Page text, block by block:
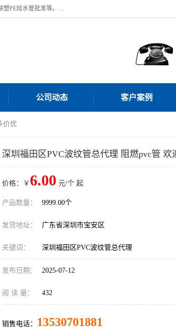
深圳市宝安区沙井街道浩丰胶管商行主营产品：联塑批发、联塑管批发、联塑总代理、联塑总经销、联塑HDPE波纹管批发、联塑PE给水管批发等。凭借服务以及多年的勤奋拼搏，发展成为一家销售各种管材管件，绝缘电工套管及配件等系列产品的贸易公司。公司秉承“顾客至上，锐意进取”的经营理念，坚持“客户至上”原则为广大客户提供的服务。欢迎惠顾！
公司动态 客户案例
价优
深圳福田区PVC波纹管总代理 阻燃pvc管
价格：￥ 6.00 元/个 起
产品数量： 9999.00个
发货地址： 广东省深圳市宝安区
关键词： 深圳福田区PVC波纹管总代理
发布日期： 2025-07-12
阅 读 量： 432
销售电话： 13530701881